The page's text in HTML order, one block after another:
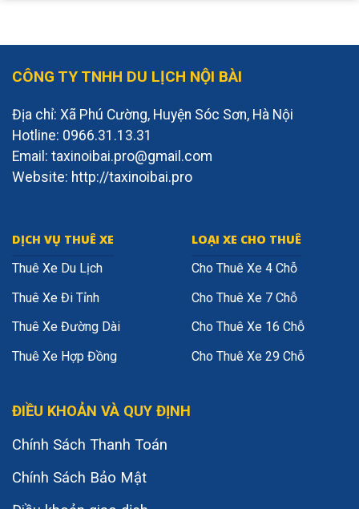
CÔNG TY TNHH DU LỊCH NỘI BÀI
Địa chỉ: Xã Phú Cường, Huyện Sóc Sơn, Hà Nội
Hotline: 0966.31.13.31
Email: taxinoibai.pro@gmail.com
Website: http://taxinoibai.pro
DỊCH VỤ THUÊ XE
Thuê Xe Du Lịch
Thuê Xe Đi Tỉnh
Thuê Xe Đường Dài
Thuê Xe Hợp Đồng
LOẠI XE CHO THUÊ
Cho Thuê Xe 4 Chỗ
Cho Thuê Xe 7 Chỗ
Cho Thuê Xe 16 Chỗ
Cho Thuê Xe 29 Chỗ
ĐIỀU KHOẢN VÀ QUY ĐỊNH
Chính Sách Thanh Toán
Chính Sách Bảo Mật